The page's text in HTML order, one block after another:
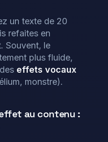
un texte de 20
refaites en
Souvent, le
plus fluide,
effets vocaux
monstre).
au contenu :